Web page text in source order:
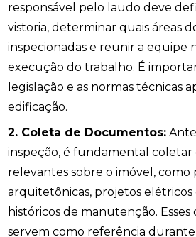
responsável pelo laudo deve
vistoria, determinar quais áreas
inspecionadas e reunir a equipe
execução do trabalho. É
legislação e as normas técnicas
edificação.
2. Coleta de Documentos:
inspeção, é fundamental
relevantes sobre o imóvel, como
arquitetônicas, projetos elétricos
históricos de manutenção.
servem como referência durante